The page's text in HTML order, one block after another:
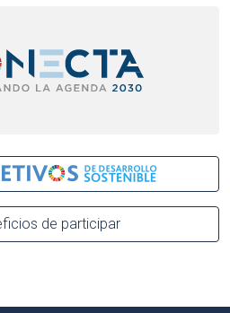
de participar